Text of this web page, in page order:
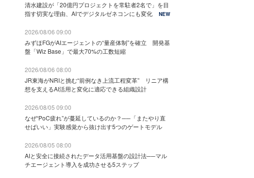
清水建設が「20億円プロジェクトを常駐者2名で」を目
指す切実な理由、AIでデジタルゼネコンにも変化
NEW
2026/08/06 09:00
みずほFGがAIエージェントの“量産体制”を確立 開発基
盤「Wiz Base」で最大70%の工数短縮
2026/08/06 08:00
JR東海がNRIと挑む“前例なき上流工程変革” リニア構
想を支えるAI活用と変化に適応できる組織設計
2026/08/05 09:00
なぜ“PoC疲れ”が蔓延しているのか？──「またやり直
せばいい」実験感覚から抜け出す5つのゲートモデル
2026/08/05 08:00
AIと安全に接続されたデータ活用基盤の設計法──マル
チエージェント導入を成功させる5ステップ